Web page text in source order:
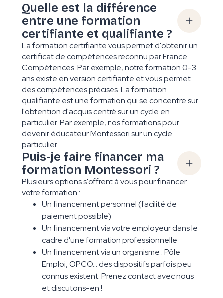
Quelle est la différence
entre une formation
certifiante et qualifiante ?
La formation certifiante vous permet d'obtenir un
certificat de compétences reconnu par France
Compétences. Par exemple, notre formation 0-3
ans existe en version certifiante et vous permet
des compétences précises. La formation
qualifiante est une formation qui se concentre sur
l'obtention d'acquis centré sur un cycle en
particulier. Par exemple, nos formations pour
devenir éducateur Montessori sur un cycle
particulier.
Puis-je faire financer ma
formation Montessori ?
Plusieurs options s'offrent à vous pour financer
votre formation :
Un financement personnel (facilité de
paiement possible)
Un financement via votre employeur dans le
cadre d'une formation professionnelle
Un financement via un organisme : Pôle
Emploi, OPCO... des dispositifs parfois peu
connus existent. Prenez contact avec nous
et discutons-en !